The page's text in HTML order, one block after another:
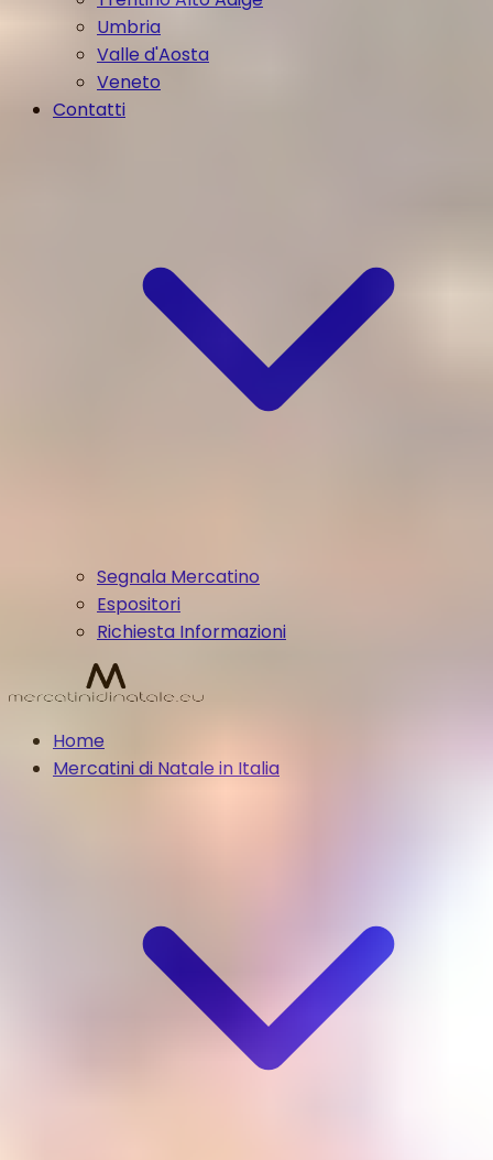
Umbria
Valle d'Aosta
Veneto
Contatti
Segnala Mercatino
Espositori
Richiesta Informazioni
Home
Mercatini di Natale in Italia